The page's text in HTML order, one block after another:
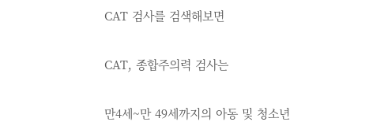
CAT 검사를 검색해보면
CAT, 종합주의력 검사는
만4세~만 49세까지의 아동 및 청소년